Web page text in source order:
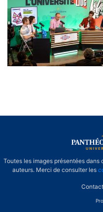
Toutes les images présentées
auteurs. Merci de consulter les